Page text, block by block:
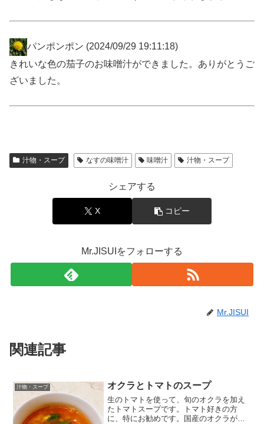
パンポンポン (2024/09/29 19:11:18)
きれいな色の茄子のお味噌汁ができました。ありがとうご
ざいました。
汁物・スープ なすの味噌汁 味噌汁 汁物・スープ
シェアする
X コピー
Mr.JISUIをフォローする
Mr.JISUI
関連記事
汁物・スープ オクラとトマトのスープ
生のトマトを使って、旬のオクラを加え
たトマトスープです。トマト好きの方
に、特にお勧めです。国産のオクラが出